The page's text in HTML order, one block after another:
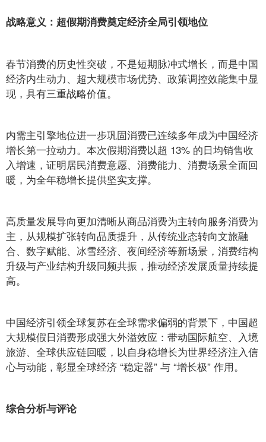
战略意义：超假期消费奠定经济全局引领地位
春节消费的历史性突破，不是短期脉冲式增长，而是中国
经济内生动力、超大规模市场优势、政策调控效能集中显
现，具有三重战略价值。
内需主引擎地位进一步巩固消费已连续多年成为中国经济
增长第一拉动力。本次假期消费以超 13% 的日均销售收
入增速，证明居民消费意愿、消费能力、消费场景全面回
暖，为全年稳增长提供坚实支撑。
高质量发展导向更加清晰从商品消费为主转向服务消费为
主，从规模扩张转向品质提升，从传统业态转向文旅融
合、数字赋能、冰雪经济、夜间经济等新场景，消费结构
升级与产业结构升级同频共振，推动经济发展质量持续提
高。
中国经济引领全球复苏在全球需求偏弱的背景下，中国超
大规模假日消费形成强大外溢效应：带动国际航空、入境
旅游、全球供应链回暖，以自身稳增长为世界经济注入信
心与动能，彰显全球经济 “稳定器” 与 “增长极” 作用。
综合分析与评论